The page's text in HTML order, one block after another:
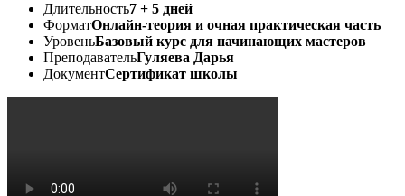
Длительность7 + 5 дней
ФорматОнлайн-теория и очная практическая часть
УровеньБазовый курс для начинающих мастеров
ПреподавательГуляева Дарья
ДокументСертификат школы